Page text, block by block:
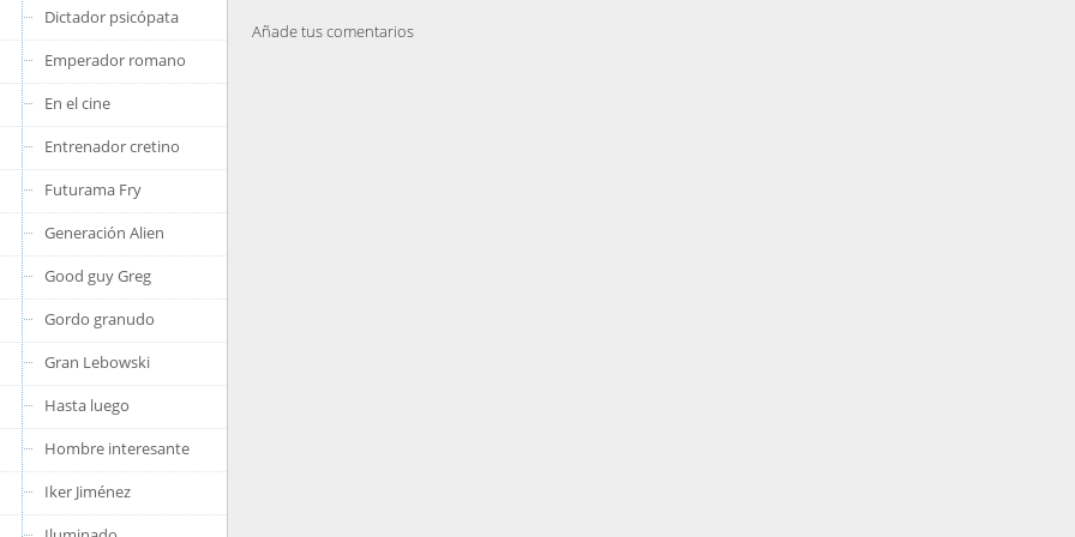
Dictador psicópata
Emperador romano
En el cine
Entrenador cretino
Futurama Fry
Generación Alien
Good guy Greg
Gordo granudo
Gran Lebowski
Hasta luego
Hombre interesante
Iker Jiménez
Añade tus comentarios